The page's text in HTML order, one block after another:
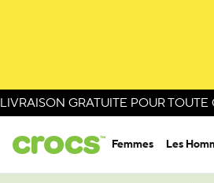
LIVRAISON GRATUITE POUR
Femmes Les